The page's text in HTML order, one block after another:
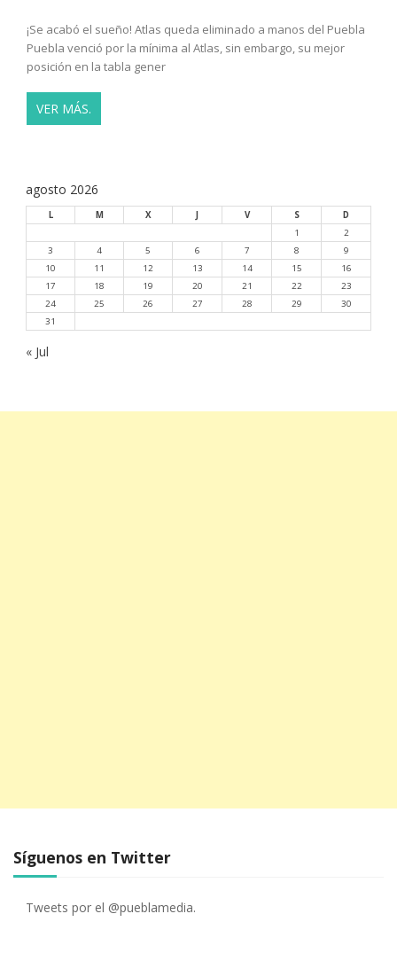
¡Se acabó el sueño! Atlas queda eliminado a manos del Puebla
Puebla venció por la mínima al Atlas, sin embargo, su mejor
posición en la tabla gener
VER MÁS.
agosto 2026
L M X V S
D
1
2
3
4 5 6 7 8
9
10
11 12 13 14 15
16
17
18 19 20 21 22
23
24
25 26 27 28 29
30
31
« Jul
Síguenos en Twitter
Tweets por el @pueblamedia.